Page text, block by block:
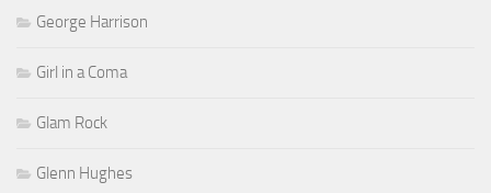
George Harrison
Girl in a Coma
Glam Rock
Glenn Hughes